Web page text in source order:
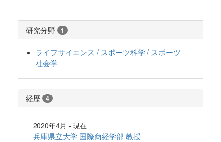
研究分野 1
ライフサイエンス / スポーツ科学 / スポーツ
社会学
経歴 4
2020年4月 - 現在
兵庫県立大学 国際商経学部 教授